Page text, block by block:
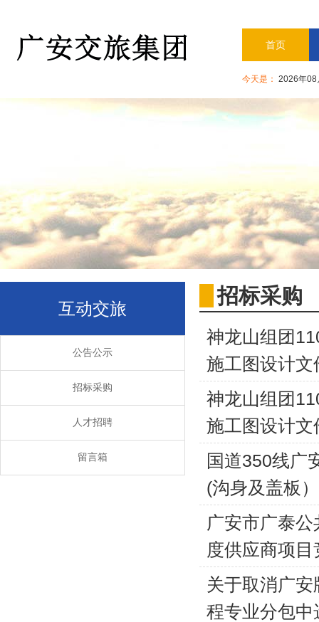
今天是： 2026年08
首页
互动交旅
公告公示
招标采购
人才招聘
留言箱
招标采购
神龙山组团
施工图设计
神龙山组团
施工图设计
国道350线广
(沟身及盖板
广安市广泰
度供应商项
关于取消广
程专业分包